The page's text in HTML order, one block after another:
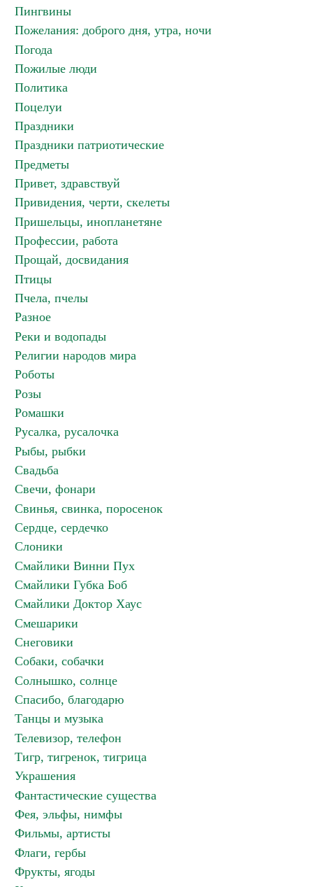
Пингвины
Пожелания: доброго дня, утра, ночи
Погода
Пожилые люди
Политика
Поцелуи
Праздники
Праздники патриотические
Предметы
Привет, здравствуй
Привидения, черти, скелеты
Пришельцы, инопланетяне
Профессии, работа
Прощай, досвидания
Птицы
Пчела, пчелы
Разное
Реки и водопады
Религии народов мира
Роботы
Розы
Ромашки
Русалка, русалочка
Рыбы, рыбки
Свадьба
Свечи, фонари
Свинья, свинка, поросенок
Сердце, сердечко
Слоники
Смайлики Винни Пух
Смайлики Губка Боб
Смайлики Доктор Хаус
Смешарики
Снеговики
Собаки, собачки
Солнышко, солнце
Спасибо, благодарю
Танцы и музыка
Телевизор, телефон
Тигр, тигренок, тигрица
Украшения
Фантастические существа
Фея, эльфы, нимфы
Фильмы, артисты
Флаги, гербы
Фрукты, ягоды